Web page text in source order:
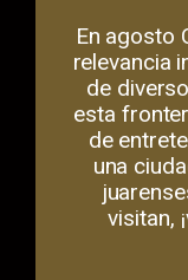
En agosto
relevancia
de
esta
de
una
visitan,